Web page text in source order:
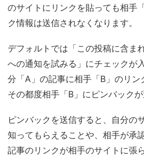
のサイトにリンクを貼っても相手
ク情報は送信されなくなります。
デフォルトでは「この投稿に含ま
への通知を試みる」にチェックが
分「A」の記事に相手「B」のリン
その都度相手「B」にピンバックが
ピンバックを送信すると、自分の
知ってもらえることや、相手が承
記事のリンクが相手のサイトに張